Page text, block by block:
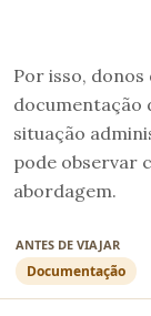
Por isso, donos
documentação
situação
pode observar
abordagem.
Documentação